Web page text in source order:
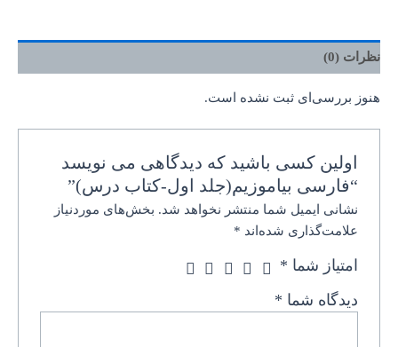
نظرات (0)
هنوز بررسی‌ای ثبت نشده است.
اولین کسی باشید که دیدگاهی می نویسد
“فارسی بیاموزیم(جلد اول-کتاب درس)”
نشانی ایمیل شما منتشر نخواهد شد. بخش‌های موردنیاز
علامت‌گذاری شده‌اند *
امتیاز شما *
دیدگاه شما *